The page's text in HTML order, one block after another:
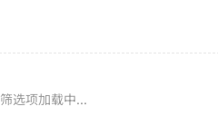
筛选项加载中...